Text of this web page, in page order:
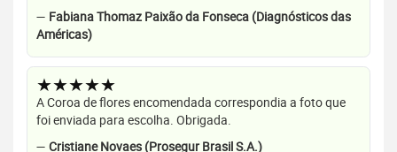
— Fabiana Thomaz Paixão da Fonseca (Diagnósticos das
Américas)
★★★★★
A Coroa de flores encomendada correspondia a foto que
foi enviada para escolha. Obrigada.
— Cristiane Novaes (Prosegur Brasil S.A.)